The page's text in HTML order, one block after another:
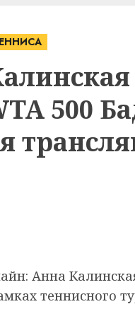
500
Анна
теннисного